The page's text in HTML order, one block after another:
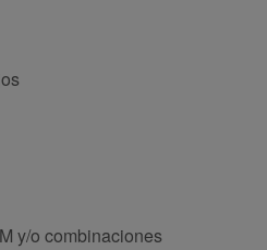
y/o combinaciones